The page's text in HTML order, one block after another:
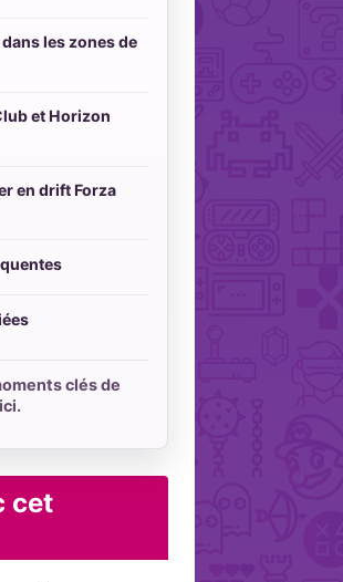
les zones de
et Horizon
en drift Forza
clés de
cet